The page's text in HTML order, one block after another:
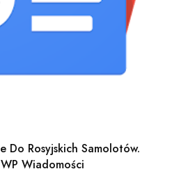
Do Rosyjskich Samolotów.
Wiadomości